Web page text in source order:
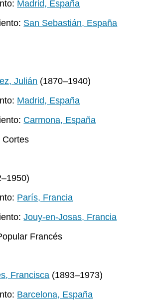
Madrid, España
San Sebastián, España
Julián (1870–1940)
Madrid, España
Carmona, España
Cortes
París, Francia
Jouy-en-Josas, Francia
Francés
Francisca (1893–1973)
Barcelona, España